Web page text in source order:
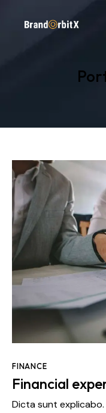
FINANCE
Financial
Dicta sunt